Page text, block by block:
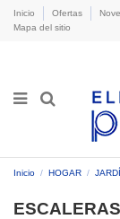
Inicio Ofertas
Mapa del sitio
Inicio HOGAR
ESCALERAS